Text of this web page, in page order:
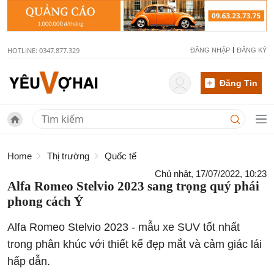
HOTLINE: 0347.877.329 ĐĂNG NHẬP ĐĂNG KÝ
Đăng Tin
Home Thị trường
Quốc tế
Chủ nhật, 17/07/2022, 10:23
Alfa Romeo Stelvio 2023 sang trọng quý phái
phong cách Ý
Alfa Romeo Stelvio 2023 - mẫu xe SUV tốt nhất
trong phân khúc với thiết kế đẹp mắt và cảm giác lái
hấp dẫn.